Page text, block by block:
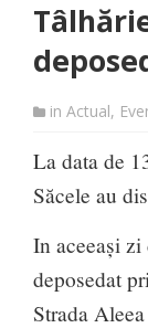
in Actual,
La data de
Săcele au
In aceeași
deposedat
Strada